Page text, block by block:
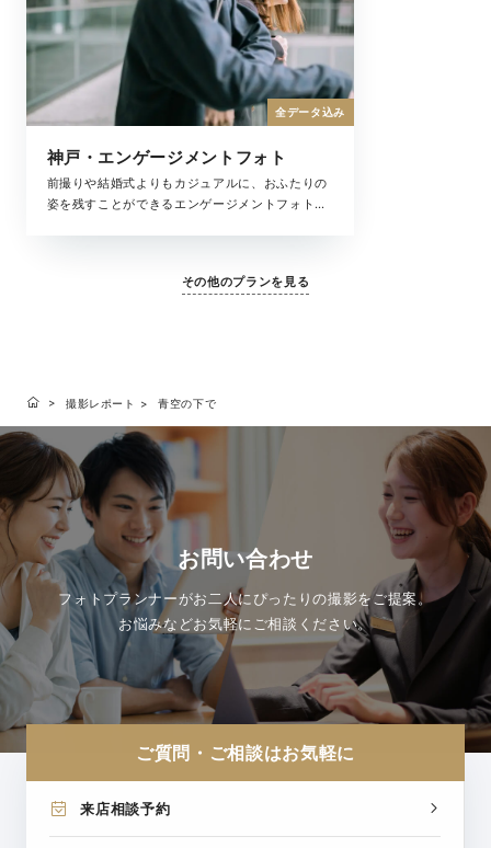
神戸・エンゲージメントフォト
前撮りや結婚式よりもカジュアルに、おふたりの
姿を残すことができるエンゲージメントフォト。
全データ込み
その他のプランを見る
撮影レポート 青空の下で
お問い合わせ
フォトプランナーがお二人にぴったりの撮影をご提案。
お悩みなどお気軽にご相談ください。
ご質問・ご相談はお気軽に
来店相談予約